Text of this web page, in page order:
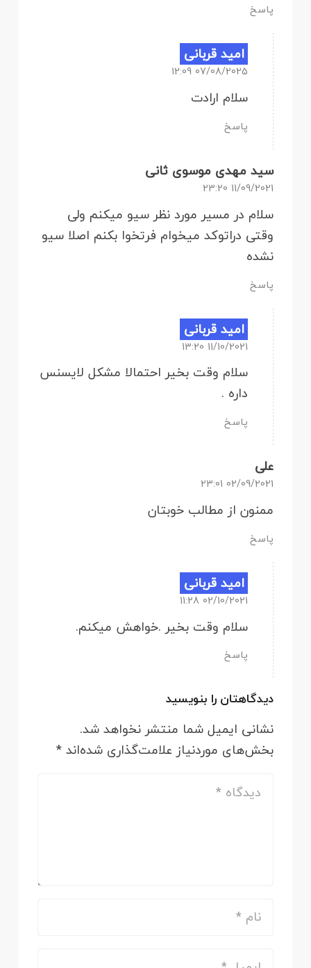
پاسخ
امید قربانی
07/08/2025 12:09
سلام ارادت
پاسخ
سید مهدی موسوی ثانی
11/09/2021 23:20
سلام در مسیر مورد نظر سیو میکنم ولی
وقتی دراتوکد میخوام فرتخوا بکنم اصلا سیو
نشده
پاسخ
امید قربانی
11/10/2021 13:20
سلام وقت بخیر احتمالا مشکل لایسنس
داره .
پاسخ
علی
02/09/2021 23:01
ممنون از مطالب خوبتان
پاسخ
امید قربانی
02/10/2021 11:28
سلام وقت بخیر .خواهش میکنم.
پاسخ
دیدگاهتان را بنویسید
نشانی ایمیل شما منتشر نخواهد شد.
بخش‌های موردنیاز علامت‌گذاری شده‌اند*